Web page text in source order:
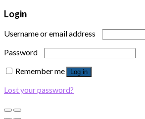
Login
Username or email address
Password
Remember me
Log in
Lost your password?